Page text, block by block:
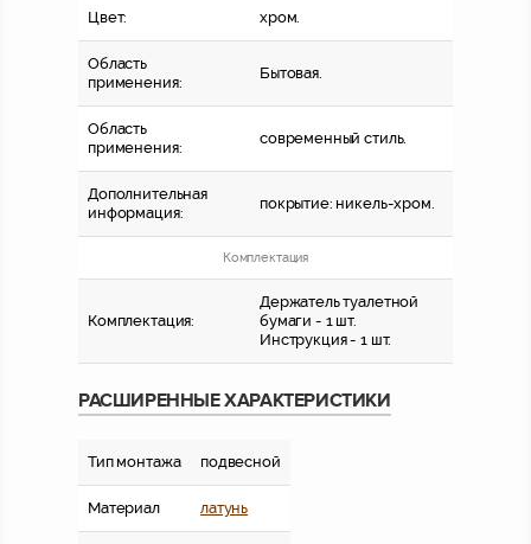
Цвет: хром.
Область
применения:
Бытовая.
Область
применения:
современный стиль.
Дополнительная
информация:
покрытие: никель-хром.
Комплектация
Комплектация:
Держатель туалетной
бумаги - 1 шт.
Инструкция - 1 шт.
РАСШИРЕННЫЕ ХАРАКТЕРИСТИКИ
Тип монтажа подвесной
Материал латунь